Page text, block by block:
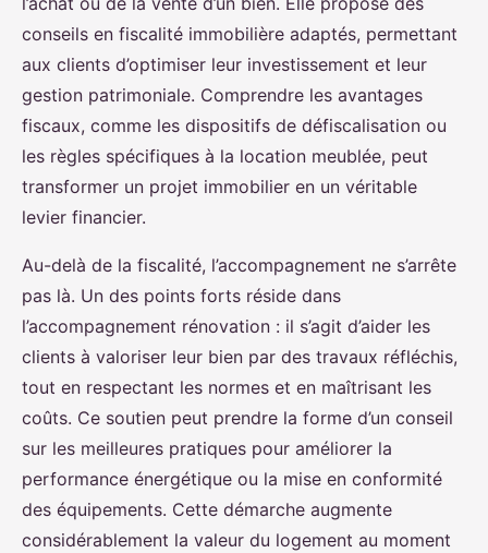
conseils en fiscalité immobilière adaptés, permettant
aux clients d’optimiser leur investissement et leur
gestion patrimoniale. Comprendre les avantages
fiscaux, comme les dispositifs de défiscalisation ou
les règles spécifiques à la location meublée, peut
transformer un projet immobilier en un véritable
levier financier.
Au-delà de la fiscalité, l’accompagnement ne s’arrête
pas là. Un des points forts réside dans
l’accompagnement rénovation : il s’agit d’aider les
clients à valoriser leur bien par des travaux réfléchis,
tout en respectant les normes et en maîtrisant les
coûts. Ce soutien peut prendre la forme d’un conseil
sur les meilleures pratiques pour améliorer la
performance énergétique ou la mise en conformité
des équipements. Cette démarche augmente
considérablement la valeur du logement au moment